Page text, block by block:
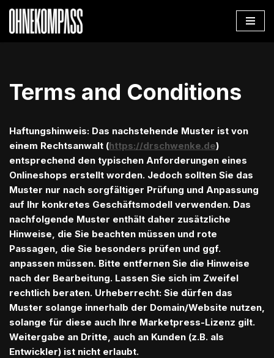
Zum
Terms and Conditions
Haftungshinweis: Das nachstehende Muster ist von
einem Rechtsanwalt (https://drschwenke.de)
entsprechend den typischen Anforderungen eines
Onlineshops erstellt worden. Jedoch sollten Sie das
Muster nur nach sorgfältiger Prüfung und Anpassung
auf Ihr konkretes Geschäftsmodell verwenden. Das
nachfolgende Muster enthält daher zusätzliche
Hinweise, die Sie beachten müssen und rote
Passagen, die Sie besonders prüfen und ggf.
anpassen müssen. Bitte entfernen Sie die Hinweise
nach der Bearbeitung. Lassen Sie sich im Zweifel
rechtlich beraten. Urheberrecht: Sie dürfen das
Muster solange innerhalb der Domain/Website nutzen,
solange für diese auch Ihre Marketpress-Lizenz gilt.
Weitergabe an Dritte, auch an Kunden (z.B. als
Entwickler) ist nicht erlaubt.